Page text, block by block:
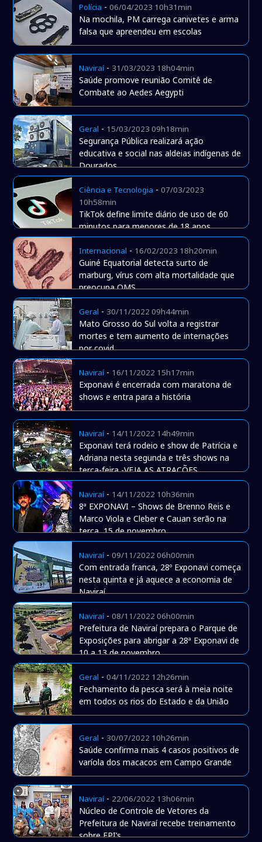
Polícia -06/04/2023 10h31min
Na mochila, PM carrega canivetes e arma
falsa que apreendeu em escolas
Naviraí- 31/03/2023 18h04min
Saúde promove reunião Comitê de
Combate ao Aedes Aegypti
Geral - 15/03/2023 09h18min
Segurança Pública realizará ação
educativa e social nas aldeias indígenas de
Dourados
Ciência e Tecnologia -07/03/2023
10h58min
TikTok define limite diário de uso de 60
minutos para menores de 18 anos
Internacional - 16/02/2023 18h20min
Guiné Equatorial detecta surto de
marburg, vírus com alta mortalidade que
preocupa OMS
Geral - 30/11/2022 09h44min
Mato Grosso do Sul volta a registrar
mortes e tem aumento de internações
por covid
Naviraí- 16/11/2022 15h17min
Exponavi é encerrada com maratona de
shows e entra para a história
Naviraí- 14/11/2022 14h49min
Exponavi terá rodeio e show de Patrícia e
Adriana nesta segunda e três shows na
terça-feira -VEJA AS ATRAÇÕES
Naviraí- 14/11/2022 10h36min
8ª EXPONAVI – Shows de Brenno Reis e
Marco Viola e Cleber e Cauan serão na
terça, 15 de novembro
Naviraí-09/11/2022 06h00min
Com entrada franca, 28º Exponavi começa
nesta quinta e já aquece a economia de
Naviraí
Naviraí-08/11/2022 06h00min
Prefeitura de Naviraí prepara o Parque de
Exposições para abrigar a 28ª Exponavi de
10 a 13 de novembro
Geral -04/11/2022 12h26min
Fechamento da pesca será à meia noite
em todos os rios do Estado e da União
Geral - 30/07/2022 10h26min
Saúde confirma mais 4 casos positivos de
varíola dos macacos em Campo Grande
Naviraí- 22/06/2022 13h06min
Núcleo de Controle de Vetores da
Prefeitura de Naviraí recebe treinamento
sobre EPI’s